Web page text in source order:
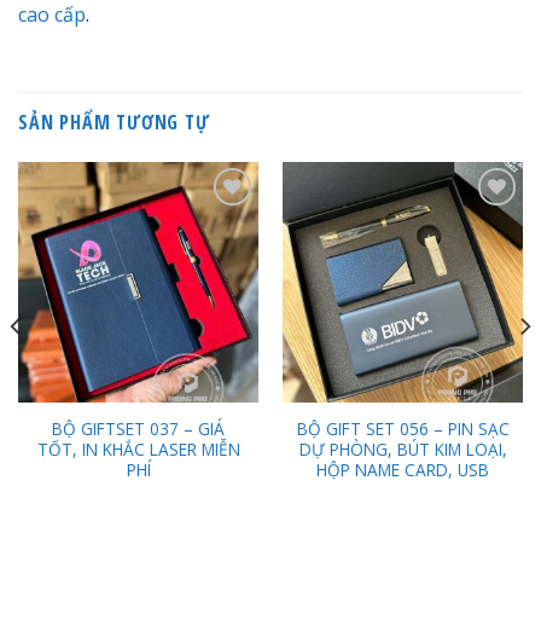
cao cấp.
SẢN PHẨM TƯƠNG TỰ
Add to
Wishlist
BỘ GIFTSET 037 – GIÁ
TỐT, IN KHẮC LASER MIỄN
PHÍ
Add to
Wishlist
BỘ GIFT SET 056 – PIN SẠC
DỰ PHÒNG, BÚT KIM LOẠI,
HỘP NAME CARD, USB